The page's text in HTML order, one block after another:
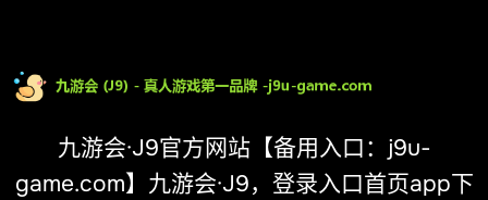
九游会·J9官方网站【备用入口：j9u-
game.com】九游会·J9，登录入口首页app下